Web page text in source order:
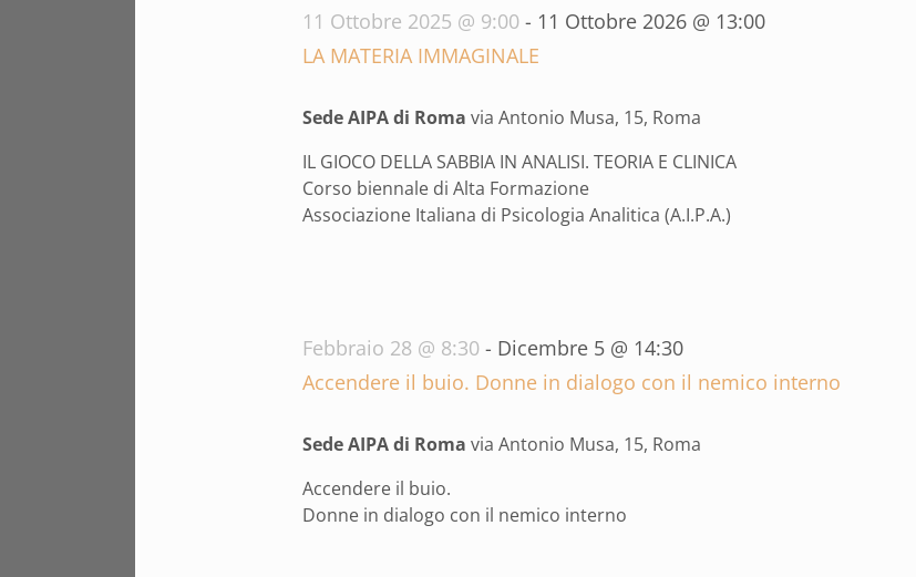
GiugnoLA MATERIA IMMAGINALE
11 Ottobre 2025 @ 9:00- 11 Ottobre 2026 @ 13:00
Sede AIPA di Roma via Antonio Musa, 15, Roma
IL GIOCO DELLA SABBIA IN ANALISI. TEORIA E CLINICA
Corso biennale di Alta Formazione
Associazione Italiana di Psicologia Analitica (A.I.P.A.)
Accendere il buio. Donne in dialogo con il nemico interno
Febbraio 28 @ 8:30- Dicembre 5 @ 14:30
Sede AIPA di Roma via Antonio Musa, 15, Roma
Accendere il buio.
Donne in dialogo con il nemico interno